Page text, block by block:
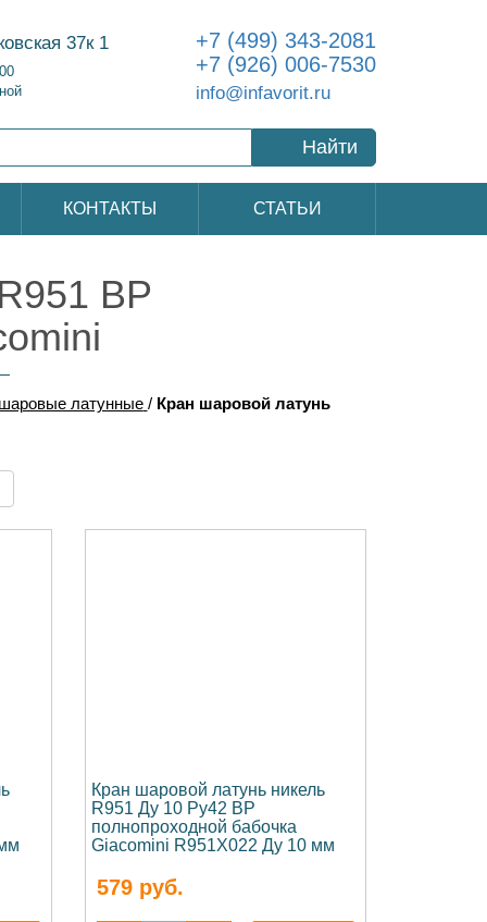
37к 1
+7 (499) 343-2081
+7 (926) 006-7530
info@infavorit.ru
Найти
КОНТАКТЫ СТАТЬИ
ВР
латунные / Кран шаровой латунь
Кран шаровой латунь никель
R951 Ду 10 Ру42 ВР
полнопроходной бабочка
Giacomini R951X022 Ду 10 мм
579руб.